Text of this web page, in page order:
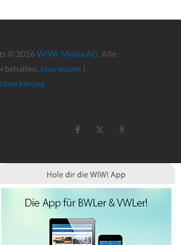
© 2026 WiWi-Media AG. Alle
Impressum |